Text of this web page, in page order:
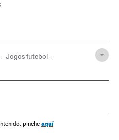
Jogos futebol
Jordi Busquets
pinche aquí